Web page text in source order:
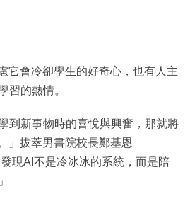
它會冷卻學生的好奇心，也有人主
習的熱情。
到新事物時的喜悅與興奮，那就將
」拔萃男書院校長鄭基恩
現AI不是冷冰冰的系統，而是陪